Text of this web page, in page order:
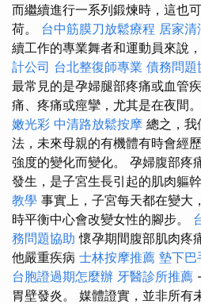
而繼續進行一系列鍛煉時，這也
荷。 台中筋膜刀放鬆療程 居家
續工作的專業舞者和運動員來說
計公司 台北整復師專業 債務問題
最常見的是孕婦腿部疼痛或血管
痛、疼痛或痙攣，尤其是在夜間。
嫩光彩 中清路放鬆按摩 總之，我
法，未來母親的有機體有時會經
強度的變化而變化。 孕婦腹部疼
發生，是子宮生長引起的肌肉軀
教學 事實上，子宮每天都在變大
時平衡中心會改變女性的腳步。
務問題協助 懷孕期間腹部肌肉疼
他嚴重疾病 士林按摩推薦 墊下巴
台胞證過期怎麼辦 牙醫診所推薦
胃壁發炎。 媒體證實，並非所有